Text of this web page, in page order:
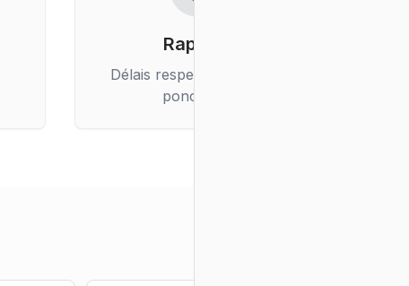
Rapidité
Délais respectés, livraison
ponctuelle